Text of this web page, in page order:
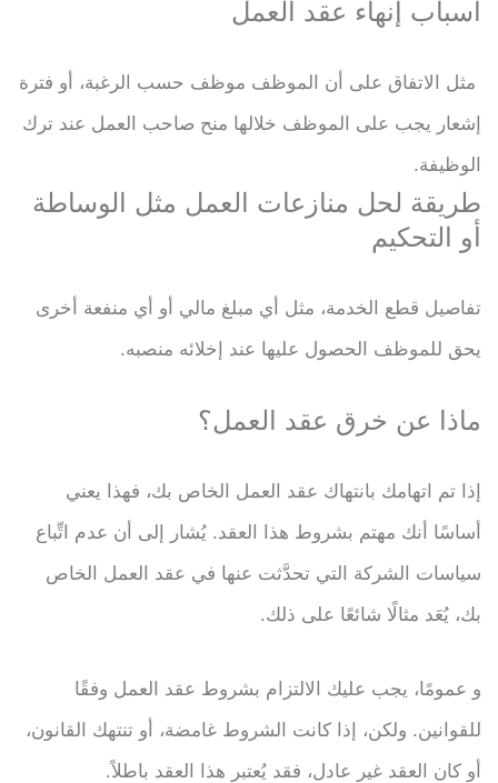
أسباب إنهاء عقد العمل
مثل الاتفاق على أن الموظف موظف حسب الرغبة، أو فترة
إشعار يجب على الموظف خلالها منح صاحب العمل عند ترك
الوظيفة.
طريقة لحل منازعات العمل مثل الوساطة
أو التحكيم
تفاصيل قطع الخدمة، مثل أي مبلغ مالي أو أي منفعة أخرى
يحق للموظف الحصول عليها عند إخلائه منصبه.
ماذا عن خرق عقد العمل؟
إذا تم اتهامك بانتهاك عقد العمل الخاص بك، فهذا يعني
أساسًا أنك مهتم بشروط هذا العقد. يُشار إلى أن عدم اتِّباع
سياسات الشركة التي تحدَّثت عنها في عقد العمل الخاص
بك، يُعَد مثالًا شائعًا على ذلك.
و عمومًا، يجب عليك الالتزام بشروط عقد العمل وفقًا
للقوانين. ولكن، إذا كانت الشروط غامضة، أو تنتهك القانون،
أو كان العقد غير عادل، فقد يُعتبر هذا العقد باطلاً.